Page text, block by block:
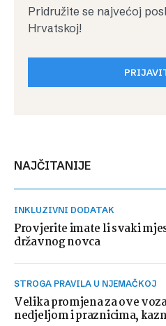
Pridružite se najvećoj
Hrvatskoj!
NAJČITANIJE
INKLUZIVNI DODATAK
Provjerite imate li svaki
državnog novca
STROGA PRAVILA U NJEMAČKOJ
Velika promjena za ove
nedjeljom i praznicima,